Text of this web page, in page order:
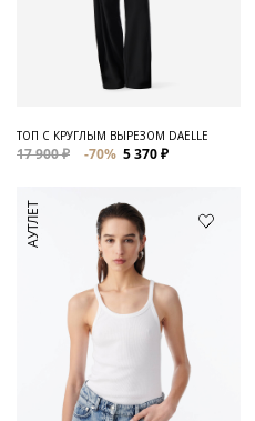
ТОП С КРУГЛЫМ ВЫРЕЗОМ DAELLE
17 900 ₽ -70% 5 370 ₽
АУТЛЕТ